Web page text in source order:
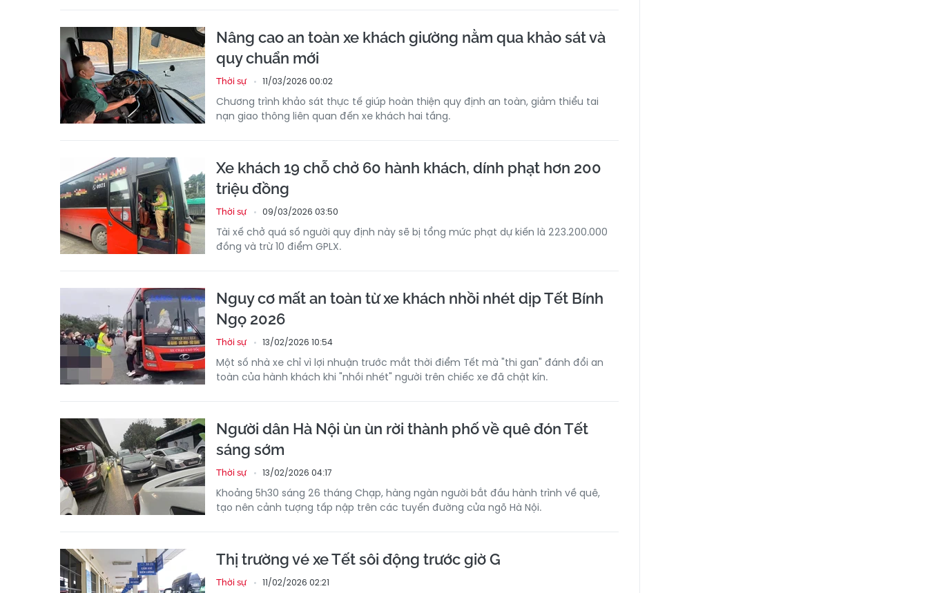
Nâng cao an toàn xe khách giường nằm qua khảo sát và
quy chuẩn mới
Thời sự 11/03/2026 00:02
Chương trình khảo sát thực tế giúp hoàn thiện quy định an toàn, giảm thiểu tai
nạn giao thông liên quan đến xe khách hai tầng.
Xe khách 19 chỗ chở 60 hành khách, dính phạt hơn 200
triệu đồng
Thời sự 09/03/2026 03:50
Tài xế chở quá số người quy định này sẽ bị tổng mức phạt dự kiến là 223.200.000
đồng và trừ 10 điểm GPLX.
Nguy cơ mất an toàn từ xe khách nhồi nhét dịp Tết Bính
Ngọ 2026
Thời sự 13/02/2026 10:54
Một số nhà xe chỉ vì lợi nhuận trước mắt thời điểm Tết mà "thi gan" đánh đổi an
toàn của hành khách khi "nhồi nhét" người trên chiếc xe đã chật kín.
Người dân Hà Nội ùn ùn rời thành phố về quê đón Tết
sáng sớm
Thời sự 13/02/2026 04:17
Khoảng 5h30 sáng 26 tháng Chạp, hàng ngàn người bắt đầu hành trình về quê,
tạo nên cảnh tượng tấp nập trên các tuyến đường cửa ngõ Hà Nội.
Thị trường vé xe Tết sôi động trước giờ G
Thời sự 11/02/2026 02:21